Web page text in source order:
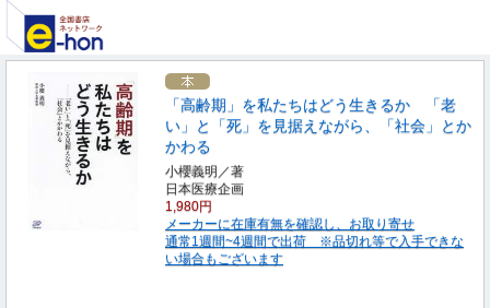
「高齢期」を私たちはどう生きるか 「老
い」と「死」を見据えながら、「社会」とか
かわる
小櫻義明／著
日本医療企画
1,980円
メーカーに在庫有無を確認し、お取り寄せ
通常1週間~4週間で出荷 ※品切れ等で入手できな
い場合もございます